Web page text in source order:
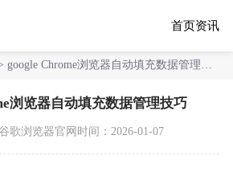
首页资讯
google Chrome浏览器自动填充数据管理技
浏览器自动填充数据管理技巧
歌浏览器官网 时间：2026-01-07